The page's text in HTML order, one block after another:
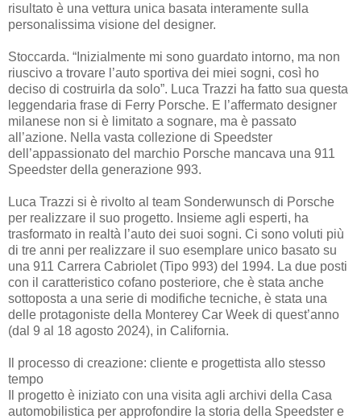
risultato è una vettura unica basata interamente sulla
personalissima visione del designer.
Stoccarda. “Inizialmente mi sono guardato intorno, ma non
riuscivo a trovare l’auto sportiva dei miei sogni, così ho
deciso di costruirla da solo”. Luca Trazzi ha fatto sua questa
leggendaria frase di Ferry Porsche. E l’affermato designer
milanese non si è limitato a sognare, ma è passato
all’azione. Nella vasta collezione di Speedster
dell’appassionato del marchio Porsche mancava una 911
Speedster della generazione 993.
Luca Trazzi si è rivolto al team Sonderwunsch di Porsche
per realizzare il suo progetto. Insieme agli esperti, ha
trasformato in realtà l’auto dei suoi sogni. Ci sono voluti più
di tre anni per realizzare il suo esemplare unico basato su
una 911 Carrera Cabriolet (Tipo 993) del 1994. La due posti
con il caratteristico cofano posteriore, che è stata anche
sottoposta a una serie di modifiche tecniche, è stata una
delle protagoniste della Monterey Car Week di quest’anno
(dal 9 al 18 agosto 2024), in California.
Il processo di creazione: cliente e progettista allo stesso
tempo
Il progetto è iniziato con una visita agli archivi della Casa
automobilistica per approfondire la storia della Speedster e